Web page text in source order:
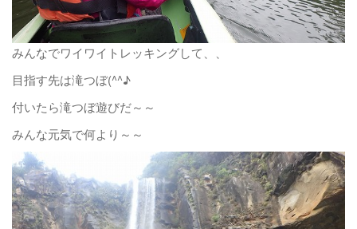
みんなでワイワイトレッキングして、、
目指す先は滝つぼ(^^♪
付いたら滝つぼ遊びだ～～
みんな元気で何より～～